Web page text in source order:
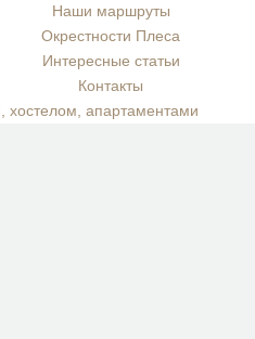
Наши маршруты
Окрестности Плеса
Интересные статьи
Контакты
хостелом, апартаментами